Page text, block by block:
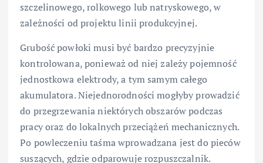
szczelinowego, rolkowego lub natryskowego, w
zależności od projektu linii produkcyjnej.
Grubość powłoki musi być bardzo precyzyjnie
kontrolowana, ponieważ od niej zależy pojemność
jednostkowa elektrody, a tym samym całego
akumulatora. Niejednorodności mogłyby prowadzić
do przegrzewania niektórych obszarów podczas
pracy oraz do lokalnych przeciążeń mechanicznych.
Po powleczeniu taśma wprowadzana jest do pieców
suszących, gdzie odparowuje rozpuszczalnik.